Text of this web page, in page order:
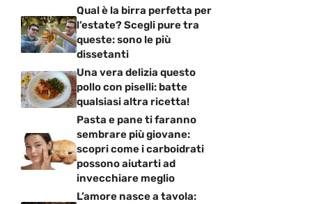
Qual è la birra perfetta per
l’estate? Scegli pure tra
queste: sono le più
dissetanti
Una vera delizia questo
pollo con piselli: batte
qualsiasi altra ricetta!
Pasta e pane ti faranno
sembrare più giovane:
scopri come i carboidrati
possono aiutarti ad
invecchiare meglio
L’amore nasce a tavola: